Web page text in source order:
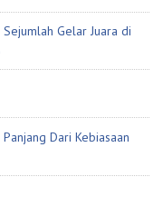
Gelar Juara di
Dari Kebiasaan